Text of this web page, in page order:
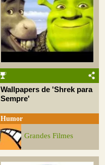
Wallpapers de 'Shrek para
Sempre'
Humor
Grandes Filmes